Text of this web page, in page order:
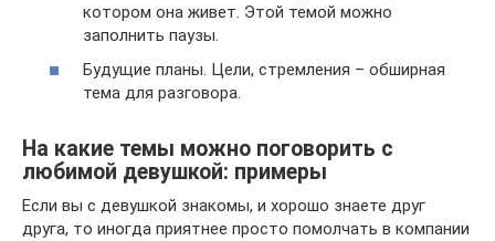
котором она живет. Этой темой можно
заполнить паузы.
Будущие планы. Цели, стремления – обширная
тема для разговора.
На какие темы можно поговорить с
любимой девушкой: примеры
Если вы с девушкой знакомы, и хорошо знаете друг
друга, то иногда приятнее просто помолчать в компании